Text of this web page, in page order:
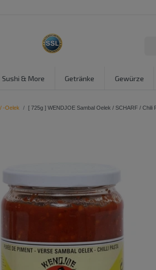
Sushi & More Getränke Gewürze
-Oelek [ 725g ] WENDJOE Sambal Oelek / SCHARF / Chili